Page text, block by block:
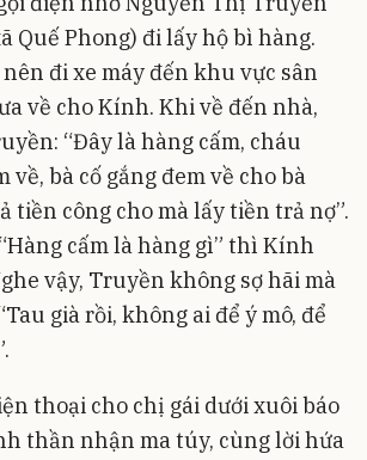
Quế Phong) đi lấy hộ bì hàng.
đi xe máy đến khu vực sân
về cho Kính. Khi về đến nhà,
“Đây là hàng cấm, cháu
về, bà cố gắng đem về cho bà
tiền công cho mà lấy tiền trả nợ”.
cấm là hàng gì” thì Kính
vậy, Truyền không sợ hãi mà
già rồi, không ai để ý mô, để
thoại cho chị gái dưới xuôi báo
thần nhận ma túy, cùng lời hứa